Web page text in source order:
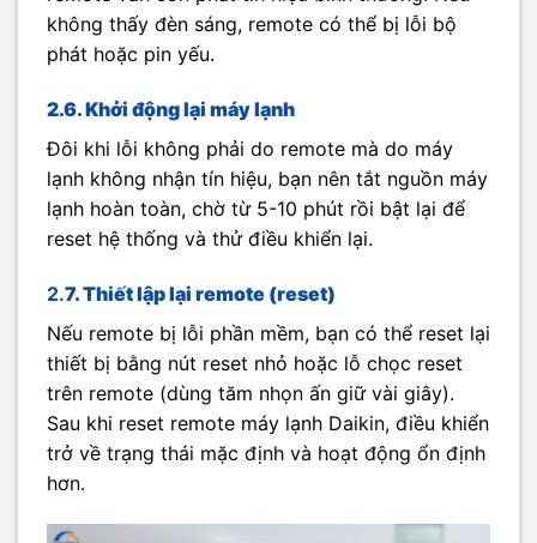
không thấy đèn sáng, remote có thể bị lỗi bộ
phát hoặc pin yếu.
2.6. Khởi động lại máy lạnh
Đôi khi lỗi không phải do remote mà do máy
lạnh không nhận tín hiệu, bạn nên tắt nguồn máy
lạnh hoàn toàn, chờ từ 5-10 phút rồi bật lại để
reset hệ thống và thử điều khiển lại.
2.7. Thiết lập lại remote (reset)
Nếu remote bị lỗi phần mềm, bạn có thể reset lại
thiết bị bằng nút reset nhỏ hoặc lỗ chọc reset
trên remote (dùng tăm nhọn ấn giữ vài giây).
Sau khi reset remote máy lạnh Daikin, điều khiển
trở về trạng thái mặc định và hoạt động ổn định
hơn.